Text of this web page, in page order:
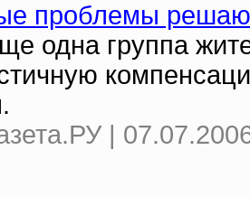
проблемы
одна группа
|